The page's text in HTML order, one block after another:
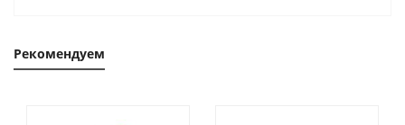
Рекомендуем